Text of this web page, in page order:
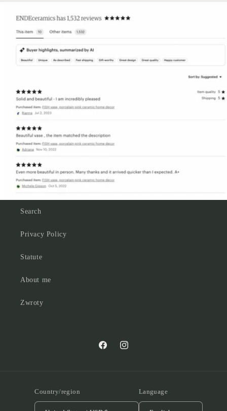
Search
Privacy Policy
Statute
About me
Zwroty
FacebookInstagram
Country/region Language